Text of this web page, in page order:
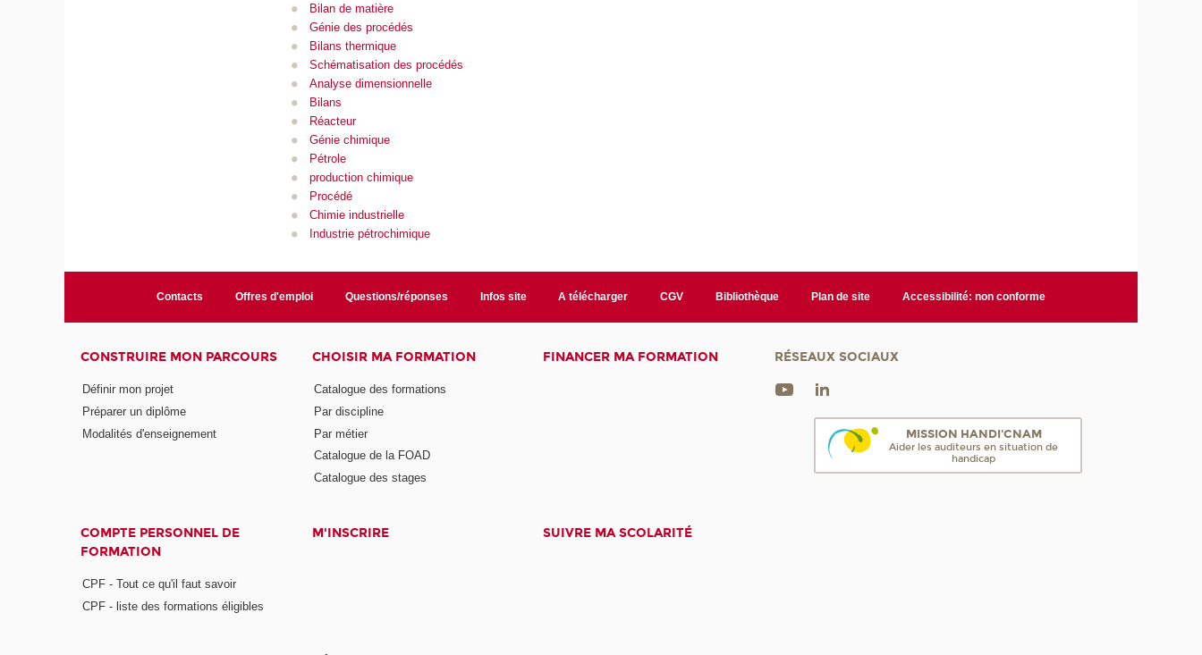
Bilan de matière
Génie des procédés
Bilans thermique
Schématisation des procédés
Analyse dimensionnelle
Bilans
Réacteur
Génie chimique
Pétrole
production chimique
Procédé
Chimie industrielle
Industrie pétrochimique
Contacts Offres d'emploi Questions/réponses Infos site A télécharger CGV Bibliothèque Plan de site Accessibilité: non conforme
CONSTRUIRE MON PARCOURS
Définir mon projet
Préparer un diplôme
Modalités d'enseignement
CHOISIR MA FORMATION
Catalogue des formations
Par discipline
Par métier
Catalogue de la FOAD
Catalogue des stages
FINANCER MA FORMATION
COMPTE PERSONNEL DE
FORMATION
CPF - Tout ce qu'il faut savoir
CPF - liste des formations éligibles
M'INSCRIRE SUIVRE MA SCOLARITÉ
RÉSEAUX SOCIAUX
MISSION HANDI'CNAM
Aider les auditeurs en situation de
handicap